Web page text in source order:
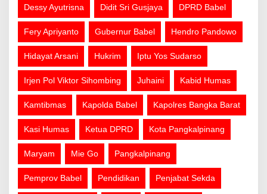
Dessy Ayutrisna Didit Sri Gusjaya DPRD Babel
Fery Apriyanto Gubernur Babel Hendro Pandowo
Hidayat Arsani Hukrim Iptu Yos Sudarso
Irjen Pol Viktor Sihombing Juhaini Kabid Humas
Kamtibmas Kapolda Babel Kapolres Bangka Barat
Kasi Humas Ketua DPRD Kota Pangkalpinang
Maryam Mie Go Pangkalpinang
Pemprov Babel Pendidikan Penjabat Sekda